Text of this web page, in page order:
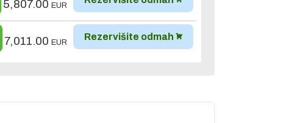
5,807.00 EUR
7,011.00 EUR
Rezervišite odmah